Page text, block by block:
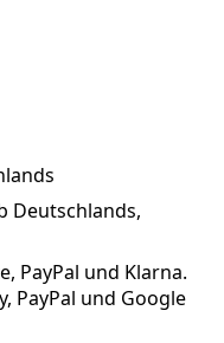
s
Deutschlands,
PayPal und Klarna.
PayPal und Google